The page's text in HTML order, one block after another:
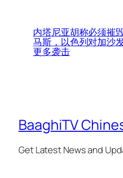
内塔尼亚胡称必须摧
马斯，以色列对加沙
更多袭击
BaaghiTV
Get Latest News and